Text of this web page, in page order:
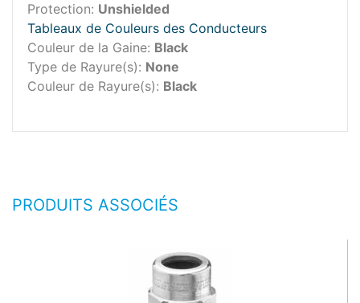
Protection: Unshielded
Tableaux de Couleurs des Conducteurs
Couleur de la Gaine: Black
Type de Rayure(s): None
Couleur de Rayure(s): Black
PRODUITS ASSOCIÉS